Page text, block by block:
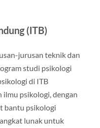
(ITB)
jurusan teknik dan
studi psikologi
di ITB
ilmu psikologi, dengan
bantu psikologi
lunak untuk